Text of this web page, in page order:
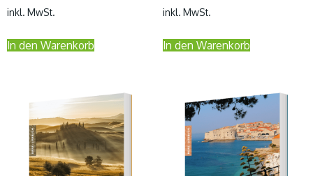
inkl. MwSt.
In den Warenkorb
inkl. MwSt.
In den Warenkorb